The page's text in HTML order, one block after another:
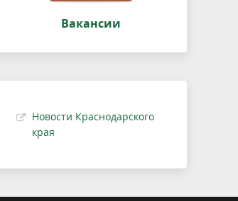
Вакансии
Новости Краснодарского
края